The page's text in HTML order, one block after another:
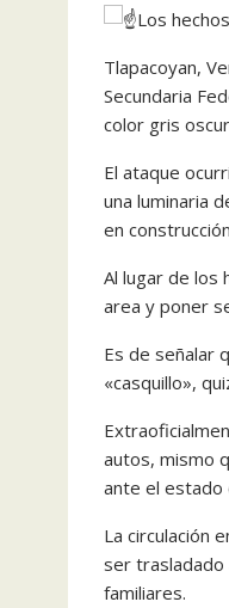
Los
Tlapacoyan,
Secundaria
color gris
El ataque
una luminaria
en
Al lugar de los
area y poner
Es de señalar
«casquillo»,
autos, mismo
ante el estado
La circulación
ser
familiares.